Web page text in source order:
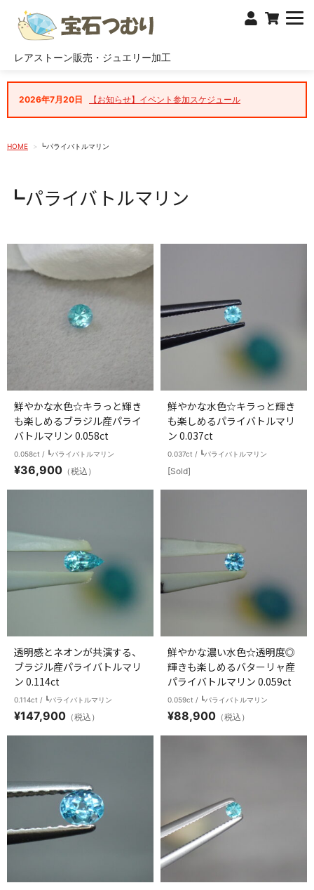
レアストーン販売・ジュエリー加工
2026年7月20日 【お知らせ】イベント参加スケジュール
HOME ┗パライバトルマリン
┗パライバトルマリン
鮮やかな水色☆キラっと輝き
も楽しめるブラジル産パライ
バトルマリン 0.058ct
0.058ct / ┗パライバトルマリン
¥36,900 （税込）
鮮やかな水色☆キラっと輝き
も楽しめるパライバトルマリ
ン 0.037ct
0.037ct / ┗パライバトルマリン
[Sold]
透明感とネオンが共演する、
ブラジル産パライバトルマリ
ン 0.114ct
0.114ct / ┗パライバトルマリン
¥147,900 （税込）
鮮やかな濃い水色☆透明度◎
輝きも楽しめるバターリャ産
パライバトルマリン 0.059ct
0.059ct / ┗パライバトルマリン
¥88,900 （税込）